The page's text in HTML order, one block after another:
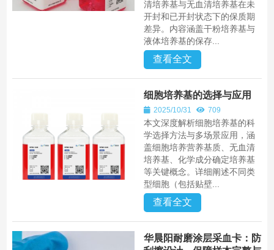
清培养基与无血清培养基在未
开封和已开封状态下的保质期
差异。内容涵盖干粉培养基与
液体培养基的保存...
查看全文
细胞培养基的选择与应用
2025/10/31 709
本文深度解析细胞培养基的科
学选择方法与多场景应用，涵
盖细胞培养营养基质、无血清
培养基、化学成分确定培养基
等关键概念。详细阐述不同类
型细胞（包括贴壁...
查看全文
华晨阳耐磨涂层采血卡：防